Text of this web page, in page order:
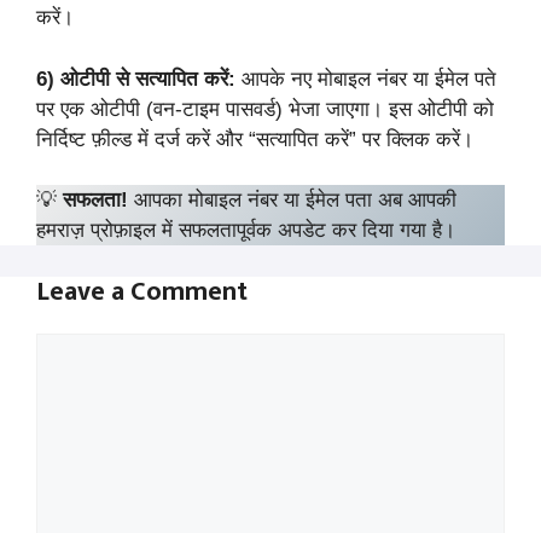
करें।
6) ओटीपी से सत्यापित करें: आपके नए मोबाइल नंबर या ईमेल पते
पर एक ओटीपी (वन-टाइम पासवर्ड) भेजा जाएगा। इस ओटीपी को
निर्दिष्ट फ़ील्ड में दर्ज करें और “सत्यापित करें” पर क्लिक करें।
💡सफलता! आपका मोबाइल नंबर या ईमेल पता अब आपकी
हमराज़ प्रोफ़ाइल में सफलतापूर्वक अपडेट कर दिया गया है।
Leave a Comment